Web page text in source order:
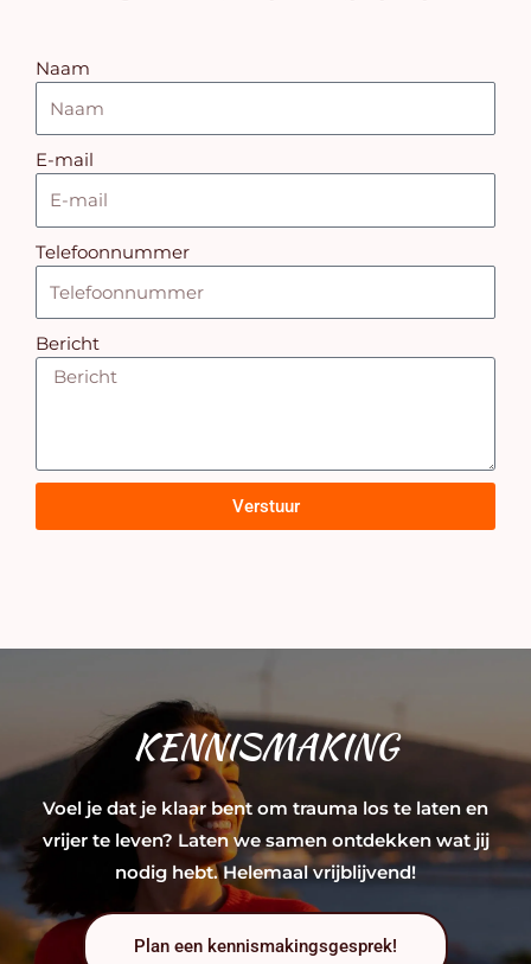
Naam
E-mail
Telefoonnummer
Bericht
Verstuur
KENNISMAKING
Voel je dat je klaar bent om trauma los te laten en
vrijer te leven? Laten we samen ontdekken wat jij
nodig hebt. Helemaal vrijblijvend!
Plan een kennismakingsgesprek!